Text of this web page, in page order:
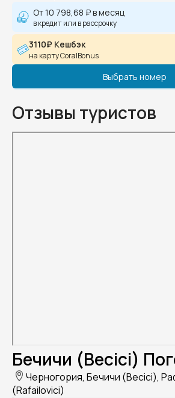
От10 798,68 ₽в месяц
в кредит или в рассрочку
3110₽ Кешбэк
на карту CoralBonus
Выбрать номер
Отзывы туристов
Бечичи (Becici)
Черногория, Бечичи (Becici),
(Rafailovici)